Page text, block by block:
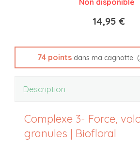
Non disponible
14,95 €
74 points dans ma cagnotte
Description
Complexe 3- Force,
granules | Biofloral